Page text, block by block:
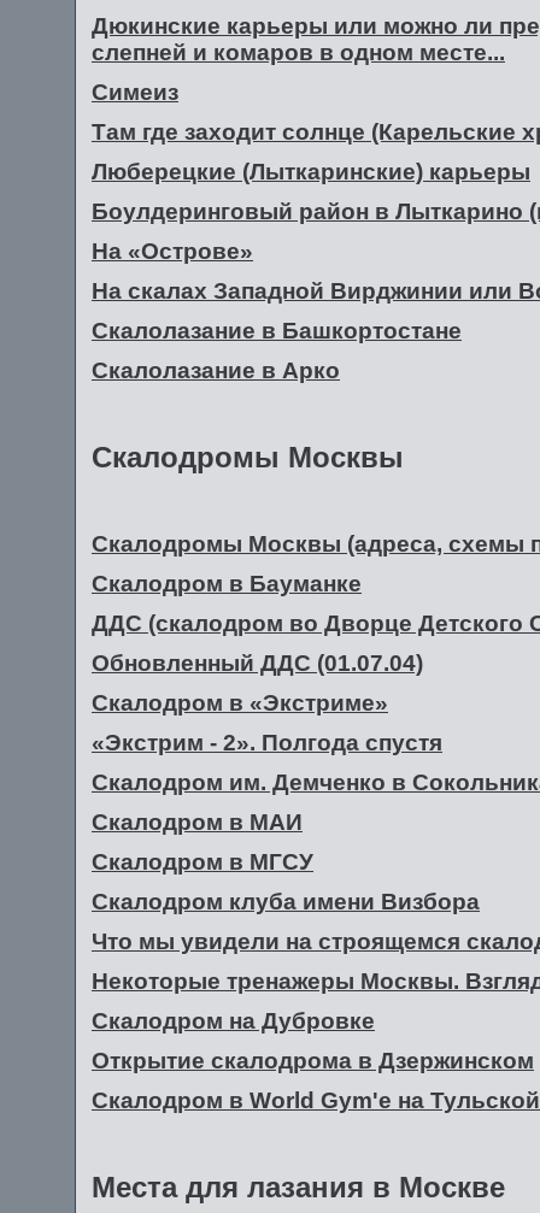
Дюкинские карьеры или можно ли
слепней и комаров в одном месте...
Симеиз
Там где заходит солнце (Карельские
Люберецкие (Лыткаринские) карьеры
Боулдеринговый район в Лыткарино
На «Острове»
На скалах Западной Вирджинии или
Скалолазание в Башкортостане
Скалолазание в Арко
Скалодромы Москвы
Скалодромы Москвы (адреса, схемы
Скалодром в Бауманке
ДДС (скалодром во Дворце Детского
Обновленный ДДС (01.07.04)
Скалодром в «Экстриме»
«Экстрим - 2». Полгода спустя
Скалодром им. Демченко в
Скалодром в МАИ
Скалодром в МГСУ
Скалодром клуба имени Визбора
Что мы увидели на строящемся
Некоторые тренажеры Москвы.
Скалодром на Дубровке
Открытие скалодрома в Дзержинском
Скалодром в World Gym'е на Тульской
Места для лазания в Москве